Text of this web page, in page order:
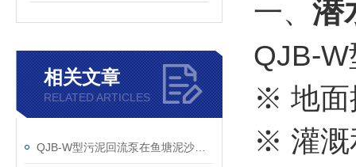
相关文章
RELATED ARTICLES
一、 潜
QJB-
※ 地面
※ 灌溉